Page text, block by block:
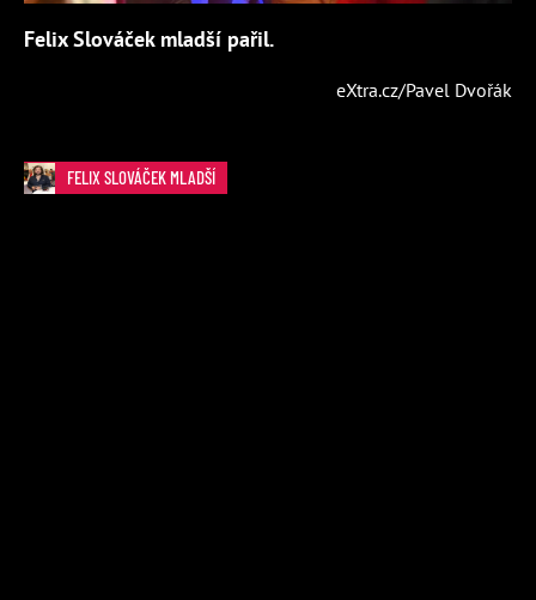
Felix Slováček mladší pařil.
eXtra.cz/Pavel Dvořák
FELIX SLOVÁČEK MLADŠÍ